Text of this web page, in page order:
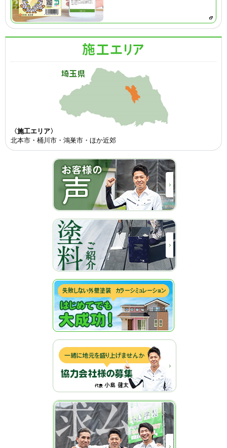
〈施工エリア〉
北本市・桶川市・鴻巣市・ほか近郊